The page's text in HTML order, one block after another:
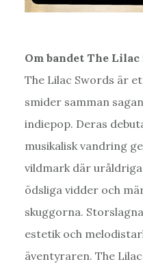
Om bandet The Lilac
The Lilac Swords är
smider samman
indiepop. Deras
musikalisk vandring
vildmark där
ödsliga vidder och
skuggorna.
estetik och
äventyraren. The